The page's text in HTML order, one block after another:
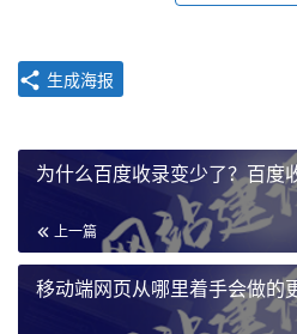
生成海报
为什么百度收录变少了？百度
上一篇
移动端网页从哪里着手会做的